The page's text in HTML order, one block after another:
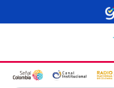
Pasar al contenido